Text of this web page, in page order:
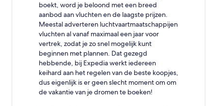
boekt, word je beloond met een breed
aanbod aan vluchten en de laagste prijzen.
Meestal adverteren luchtvaartmaatschappijen
vluchten al vanaf maximaal een jaar voor
vertrek, zodat je zo snel mogelijk kunt
beginnen met plannen. Dat gezegd
hebbende, bij Expedia werkt iedereen
keihard aan het regelen van de beste koopjes,
dus eigenlijk is er geen slecht moment om om
de vakantie van je dromen te boeken!